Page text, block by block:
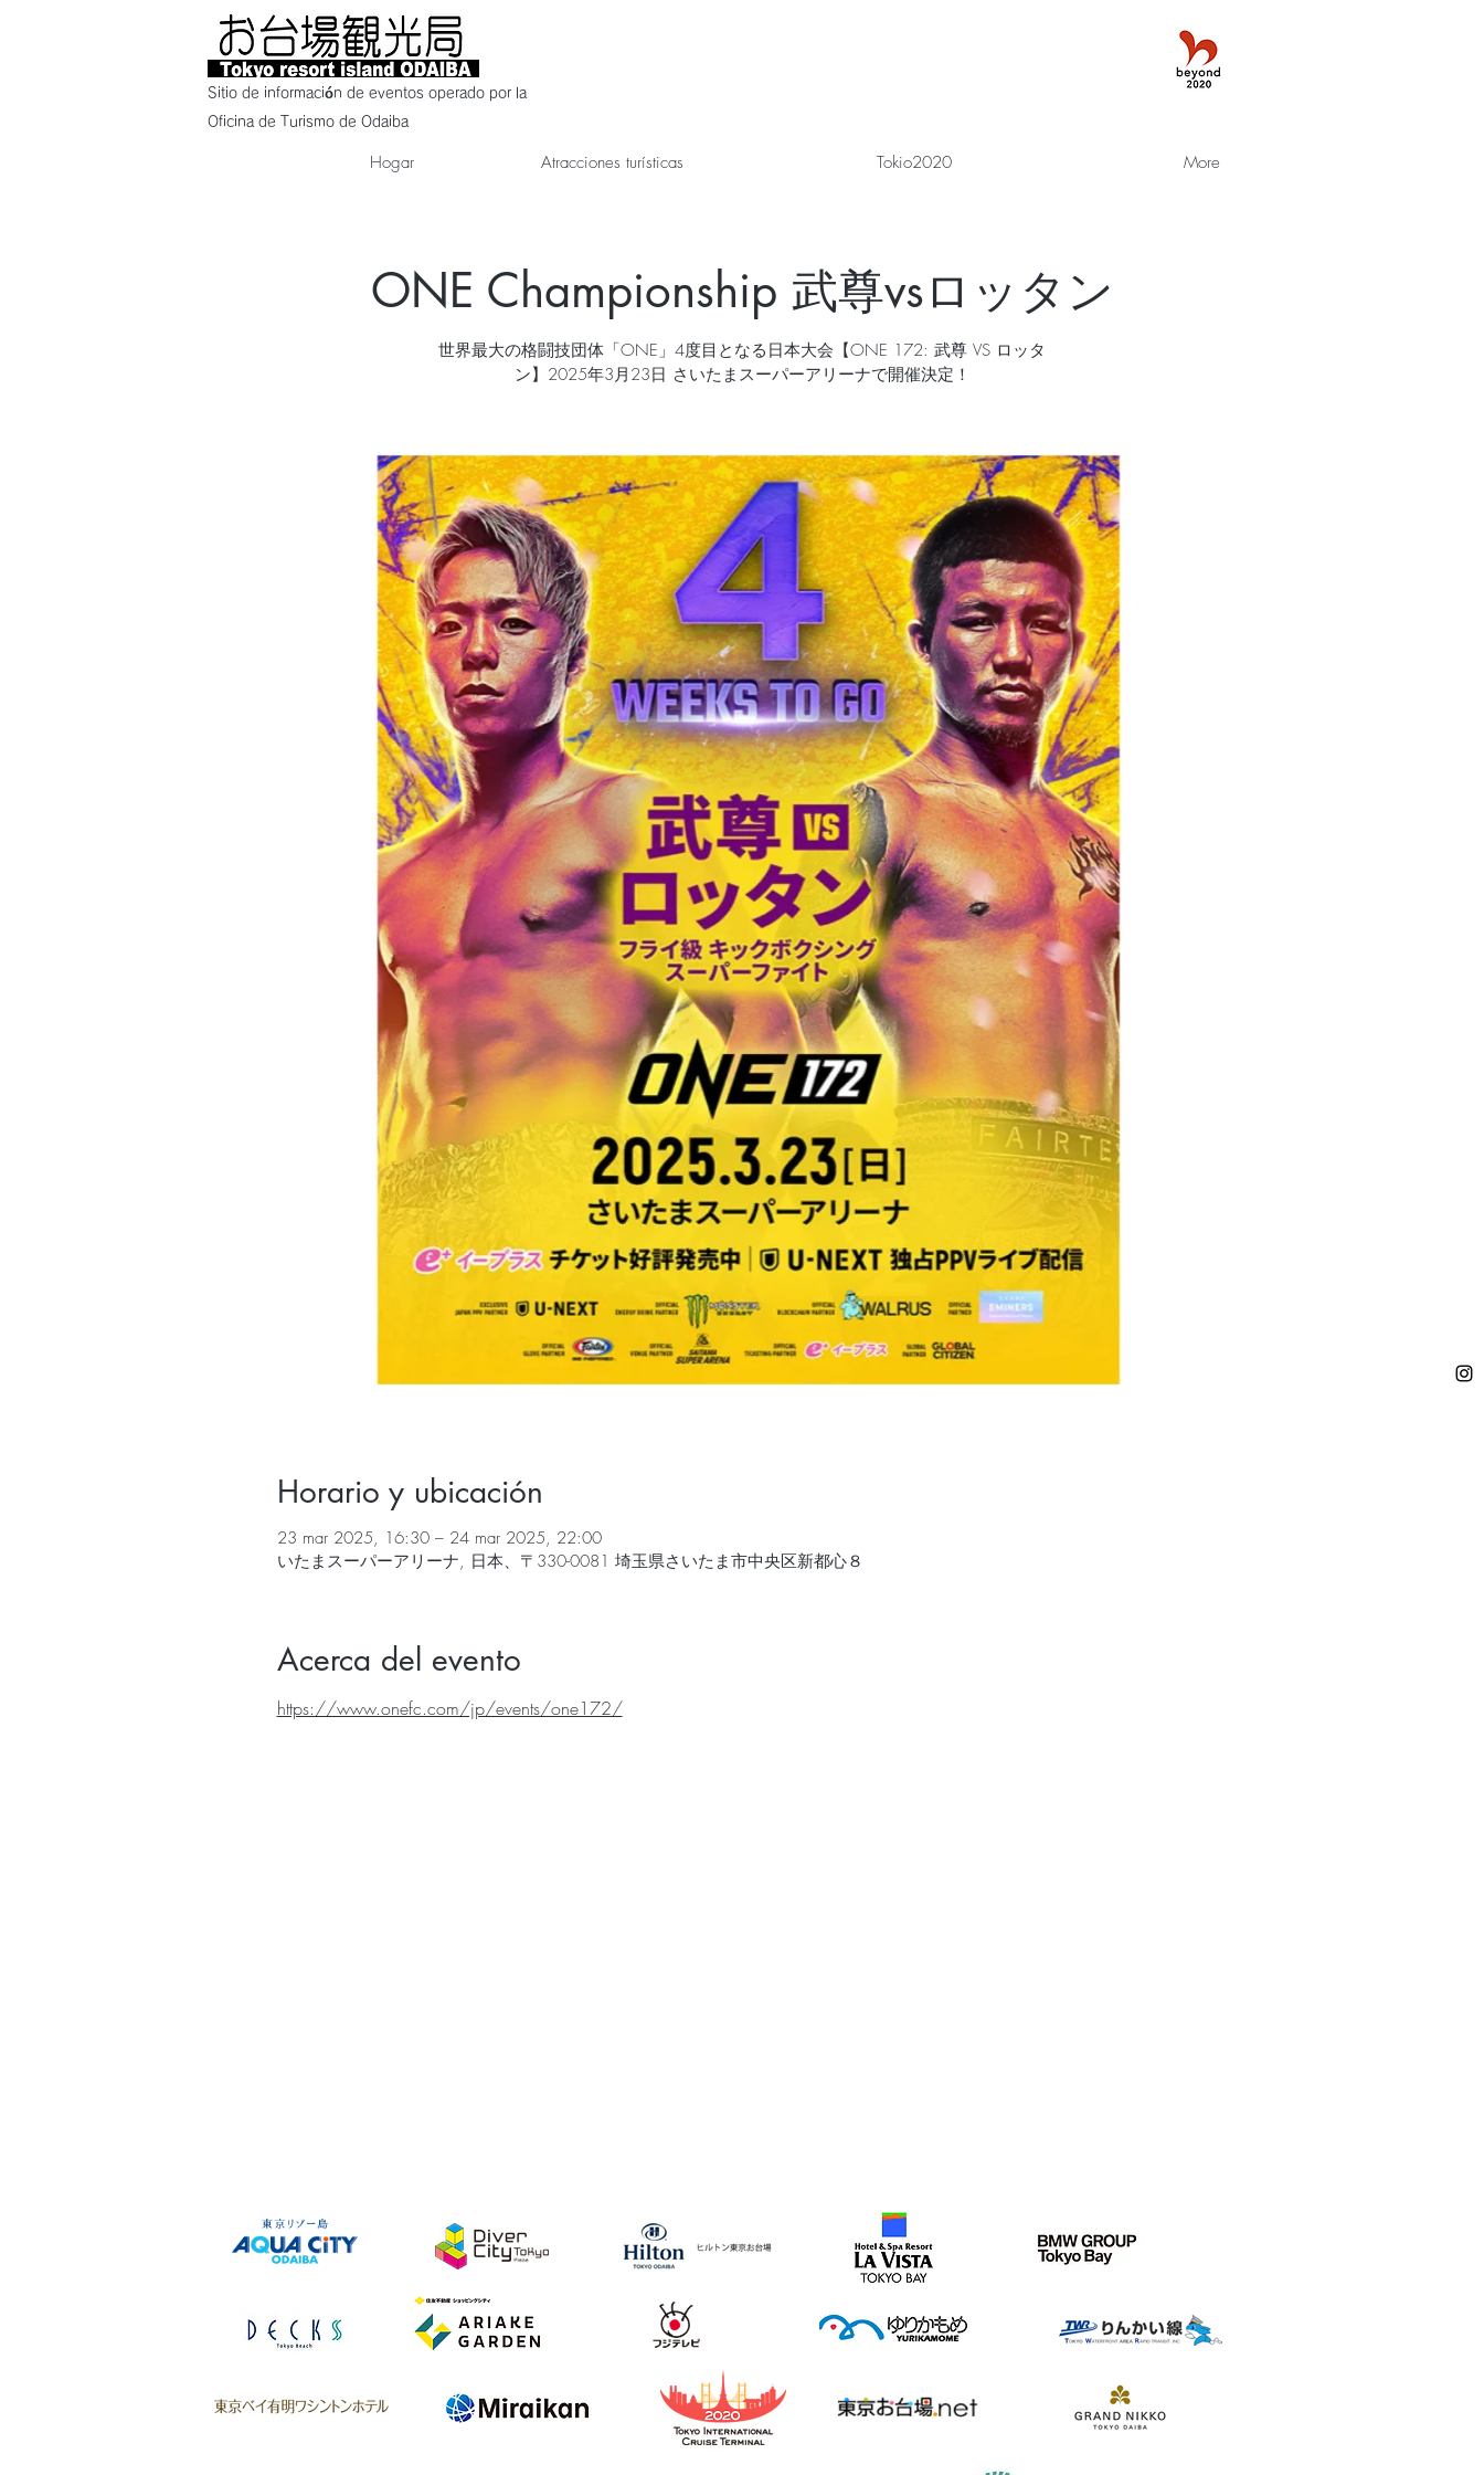
Sitio de información de eventos operado por la
Oficina de Turismo de Odaiba
Hogar Atracciones turísticas Tokio2020 More
ONE Championship 武尊vsロッタン
世界最大の格闘技団体「ONE」4度目となる日本大会【ONE 172: 武尊 VS ロッタ
ン】2025年3月23日 さいたまスーパーアリーナで開催決定！
Horario y ubicación
23 mar 2025, 16:30 – 24 mar 2025, 22:00
いたまスーパーアリーナ, 日本、〒330-0081 埼玉県さいたま市中央区新都心８
Acerca del evento
https://www.onefc.com/jp/events/one172/